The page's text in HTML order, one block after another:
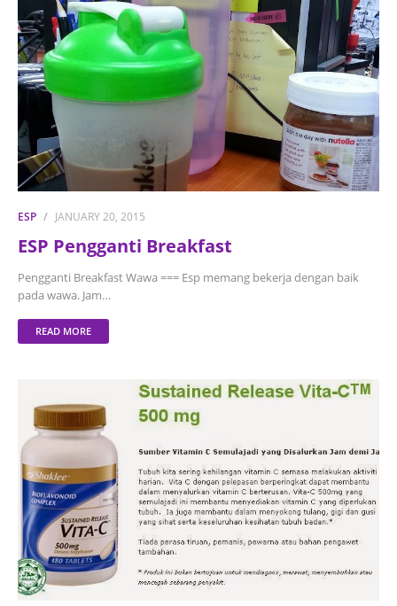
ESP JANUARY 20, 2015
ESP Pengganti Breakfast
Pengganti Breakfast Wawa === Esp memang bekerja dengan baik
pada wawa. Jam…
READ MORE